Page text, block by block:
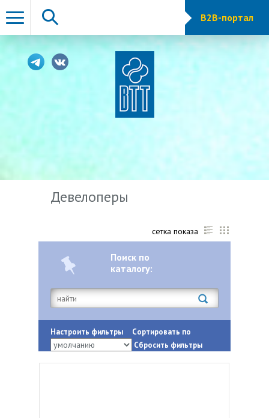
B2B-портал
Девелоперы
сетка показа
Поиск по
каталогу:
Настроить фильтры Сортировать по
Сбросить фильтры